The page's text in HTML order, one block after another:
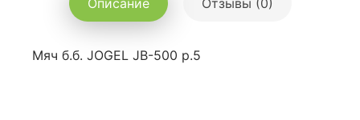
Описание Отзывы (0)
Мяч б.б. JOGEL JB-500 р.5